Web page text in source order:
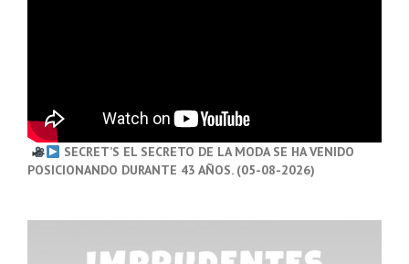
SECRET’S EL SECRETO DE LA MODA SE HA VENIDO
POSICIONANDO DURANTE 43 AÑOS. (05-08-2026)